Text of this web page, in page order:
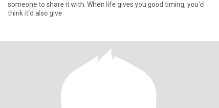
someone to share it with. When life gives you good timing, you'd
think it'd also give